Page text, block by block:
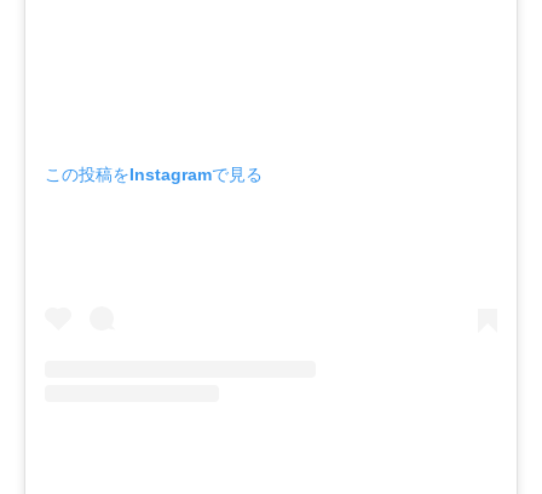
この投稿をInstagramで見る